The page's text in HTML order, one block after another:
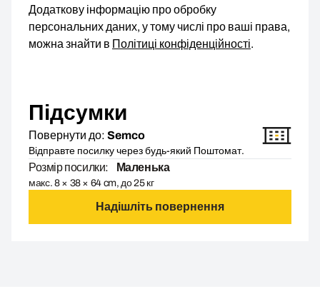
Додаткову інформацію про обробку
персональних даних, у тому числі про ваші права,
можна знайти в Політиці конфіденційності.
Підсумки
Повернути до: Semco
Відправте посилку через будь-який Поштомат.
Розмір посилки: Маленька
макс. 8 × 38 × 64 cm, до 25 кг
Надішліть повернення